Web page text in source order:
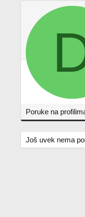
Poruke na
Još uvek nema